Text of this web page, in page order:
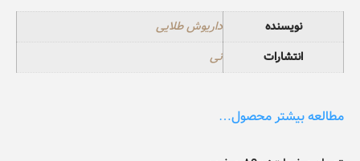
نویسنده
داریوش طلایی
انتشارات
نی
مطالعه بیشتر محصول…